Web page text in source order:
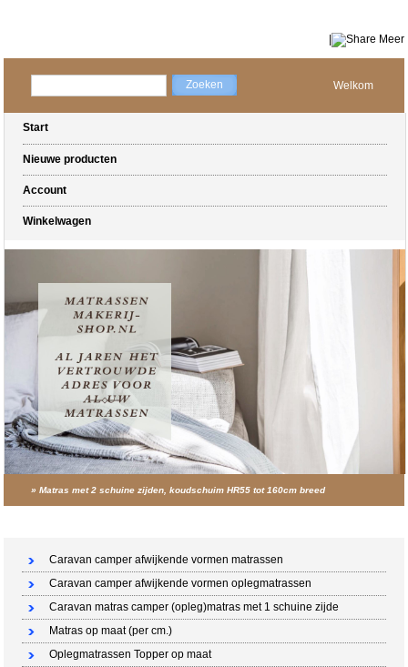
Meer
Welkom
Start
Nieuwe producten
Account
Winkelwagen
»Matras met 2 schuine zijden, koudschuim HR55 tot 160cm breed
Caravan camper afwijkende vormen matrassen
Caravan camper afwijkende vormen oplegmatrassen
Caravan matras camper (opleg)matras met 1 schuine zijde
Matras op maat (per cm.)
Oplegmatrassen Topper op maat